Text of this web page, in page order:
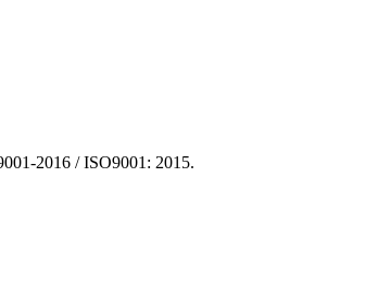
2016 / ISO9001: 2015.